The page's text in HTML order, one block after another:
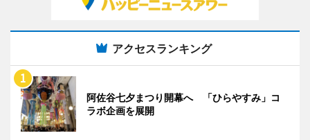
アクセスランキング
阿佐谷七夕まつり開幕へ 「ひらやすみ」コ
ラボ企画を展開